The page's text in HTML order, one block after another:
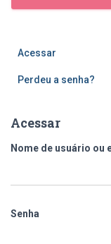
Acessar
Perdeu a senha?
Acessar
Nome de usuário ou
Senha